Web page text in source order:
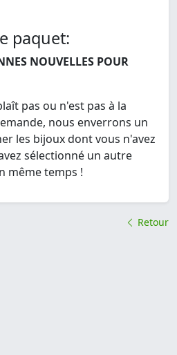
paquet:
NOUVELLES POUR
pas ou n'est pas à la
nous enverrons un
les bijoux dont vous n'avez
sélectionné un autre
même temps !
Retour